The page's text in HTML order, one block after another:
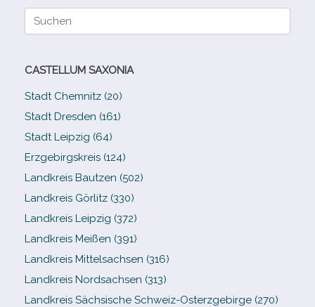
Suche
CASTELLUM SAXONIA
Stadt Chemnitz (20)
Stadt Dresden (161)
Stadt Leipzig (64)
Erzgebirgskreis (124)
Landkreis Bautzen (502)
Landkreis Görlitz (330)
Landkreis Leipzig (372)
Landkreis Meißen (391)
Landkreis Mittelsachsen (316)
Landkreis Nordsachsen (313)
Landkreis Sächsische Schweiz-​Osterzgebirge (270)